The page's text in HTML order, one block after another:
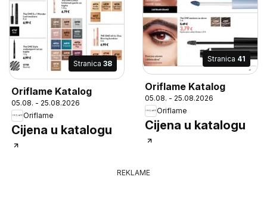
Stranica 38
Oriflame Katalog
05.08. - 25.08.2026
Oriflame
Cijena u katalogu
Stranica 41
Oriflame Katalog
05.08. - 25.08.2026
Oriflame
Cijena u katalogu
REKLAME